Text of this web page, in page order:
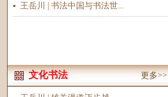
王岳川 | 书法中国与书法世...
文化书法 更多>>